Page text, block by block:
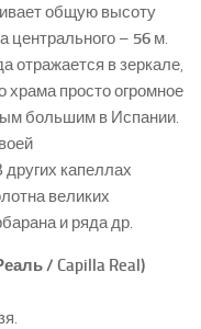
общую высоту
центрального – 56 м.
отражается в зеркале,
храма просто огромное
большим в Испании.
капеллах
великих
и ряда др.
/ Capilla Real)